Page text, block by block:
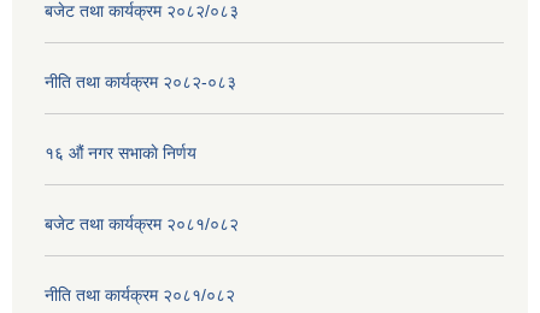
बजेट तथा कार्यक्रम २०८२/०८३
नीति तथा कार्यक्रम २०८२-०८३
१६ ‌औं नगर सभाकाे निर्णय
बजेट तथा कार्यक्रम २०८१/०८२
नीति तथा कार्यक्रम २०८१/०८२